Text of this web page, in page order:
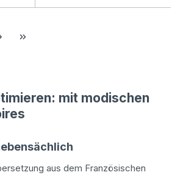
mit modischen
aus dem Französischen